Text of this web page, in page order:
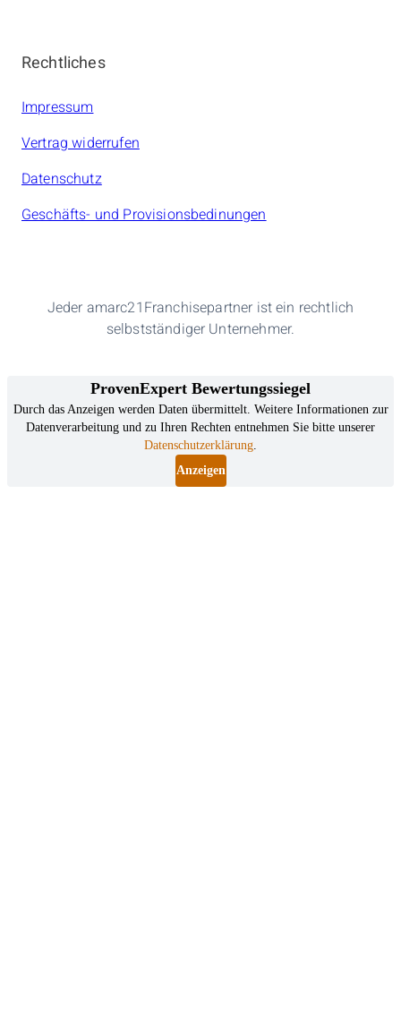
Rechtliches
Impressum
Vertrag widerrufen
Datenschutz
Geschäfts- und Provisionsbedinungen
Jeder amarc21Franchisepartner ist ein rechtlich
selbstständiger Unternehmer.